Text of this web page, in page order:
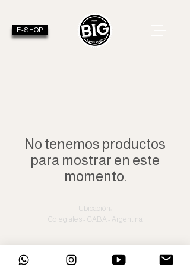
E-SHOP
No tenemos productos
para mostrar en este
momento.
Ubicación:
Colegiales - CABA - Argentina